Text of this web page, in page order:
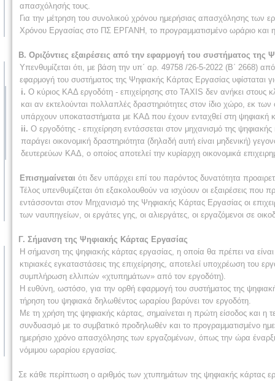
απασχόλησής τους.
Για την μέτρηση του συνολικού χρόνου ημερήσιας απασχόλησης
Χρόνου Εργασίας στο ΠΣ ΕΡΓΑΝΗ, το προγραμματισμένο ωράριο και
Β. Οριζόντιες εξαιρέσεις από την εφαρμογή του συστήματος της
Υπενθυμίζεται ότι, με βάση την υπ΄ αρ. 49758 /26-5-2022 (Β΄ 2668)
εφαρμογή του συστήματος της Ψηφιακής Κάρτας Εργασίας υφίσταται
i. Ο κύριος ΚΑΔ εργοδότη - επιχείρησης στο TAXIS δεν ανήκει
και αν εκτελούνται πολλαπλές δραστηριότητες στον ίδιο χώρο, εκ
υπάρχουν υποκαταστήματα με ΚΑΔ που έχουν ενταχθεί στη ψηφιακή
ii. Ο εργοδότης - επιχείρηση εντάσσεται στον μηχανισμό της
παράγει οικονομική δραστηριότητα (δηλαδή αυτή είναι μηδενική)
δευτερεύων ΚΑΔ, ο οποίος αποτελεί την κυρίαρχη οικονομικά
Επισημαίνεται ότι δεν υπάρχει επί του παρόντος δυνατότητα
Τέλος υπενθυμίζεται ότι εξακολουθούν να ισχύουν οι εξαιρέσεις
εντάσσονται στον Μηχανισμό της Ψηφιακής Κάρτας Εργασίας οι
των ναυπηγείων, οι εργάτες γης, οι αλιεργάτες, οι εργαζόμενοι σε
Γ. Σήμανση της Ψηφιακής Κάρτας Εργασίας
Η σήμανση της ψηφιακής κάρτας εργασίας, η οποία θα πρέπει να
κτιριακές εγκαταστάσεις της επιχείρησης, αποτελεί υποχρέωση
συμπλήρωση ελλιπών «χτυπημάτων» από τον εργοδότη).
Η ευθύνη, ωστόσο, για την ορθή εφαρμογή του συστήματος της
τήρηση του ψηφιακά δηλωθέντος ωραρίου βαρύνει τον εργοδότη.
Με τη χρήση της ψηφιακής κάρτας, σημαίνεται η πρώτη είσοδος και η
συνδυασμό με το συμβατικό προδηλωθέν και το προγραμματισμένο
ημερήσιο χρόνο απασχόλησης των εργαζομένων, όπως την ώρα
νόμιμου ωραρίου εργασίας.
Σε κάθε περίπτωση ο αριθμός των χτυπημάτων της ψηφιακής κάρτας